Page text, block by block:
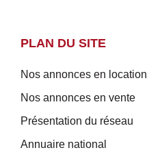
PLAN DU SITE
Nos annonces en location
Nos annonces en vente
Présentation du réseau
Annuaire national